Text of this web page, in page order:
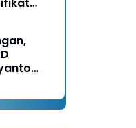
1000